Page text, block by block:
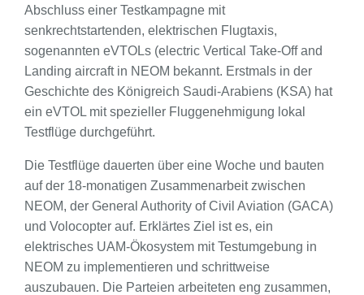
Abschluss einer Testkampagne mit
senkrechtstartenden, elektrischen Flugtaxis,
sogenannten eVTOLs (electric Vertical Take-Off and
Landing aircraft in NEOM bekannt. Erstmals in der
Geschichte des Königreich Saudi-Arabiens (KSA) hat
ein eVTOL mit spezieller Fluggenehmigung lokal
Testflüge durchgeführt.
Die Testflüge dauerten über eine Woche und bauten
auf der 18-monatigen Zusammenarbeit zwischen
NEOM, der General Authority of Civil Aviation (GACA)
und Volocopter auf. Erklärtes Ziel ist es, ein
elektrisches UAM-Ökosystem mit Testumgebung in
NEOM zu implementieren und schrittweise
auszubauen. Die Parteien arbeiteten eng zusammen,